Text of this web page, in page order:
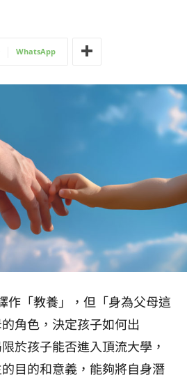
WhatsApp
作「教養」，但「身為父母這
角色，決定孩子如何出
於孩子能否進入頂流大學，
目的和意義，能夠將自身潛